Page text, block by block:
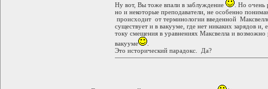
Ну вот, Вы тоже впали в заблуждение
. Но
но и некоторые преподаватели, не особенно
происходит от терминологии введенной
существует и в вакууме, где нет никаких зарядов
току смещения в уравнениях Максвелла и возможно
вакууме
Это исторический парадокс. Да?